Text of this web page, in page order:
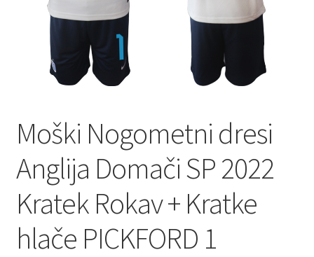
Moški Nogometni dresi
Anglija Domači SP 2022
Kratek Rokav + Kratke
hlače PICKFORD 1